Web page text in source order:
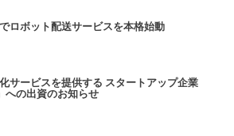
ロボット配送サービスを本格始動
サービスを提供する スタートアップ企業
への出資のお知らせ